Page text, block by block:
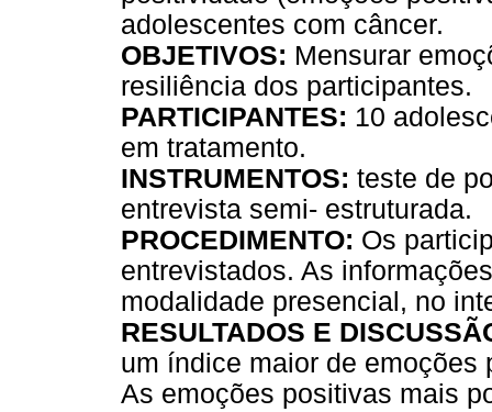
adolescentes com câncer.
OBJETIVOS: Mensurar
resiliência dos participantes.
PARTICIPANTES: 10
em tratamento.
INSTRUMENTOS: teste de
entrevista semi- estruturada.
PROCEDIMENTO: Os
entrevistados. As
modalidade presencial, no
RESULTADOS E
um índice maior de
As emoções positivas mais